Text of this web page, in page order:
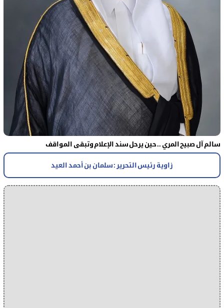
سالم آل صبيح المري .. حين يرحل سند الإعلام وتبقى المواقف
زاوية رئيس التحرير : سلمان بن أحمد العيد